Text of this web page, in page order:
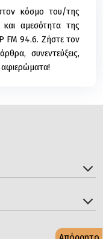
κόσμο του/της
αμεσότητα της
FM 94.6. Ζήστε τον
συνεντεύξεις,